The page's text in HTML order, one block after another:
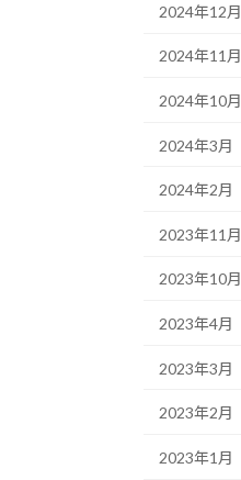
2024年12月
2024年11月
2024年10月
2024年3月
2024年2月
2023年11月
2023年10月
2023年4月
2023年3月
2023年2月
2023年1月